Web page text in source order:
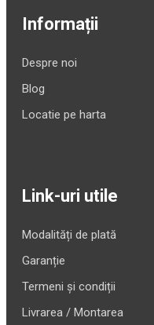
Informații
Despre noi
Blog
Locatie pe harta
Link-uri utile
Modalități de plată
Garanție
Termeni și condiții
Livrarea / Montarea